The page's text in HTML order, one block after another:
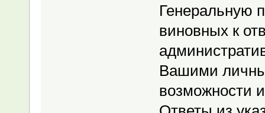
Генеральную
виновных к
Вашими
возможности